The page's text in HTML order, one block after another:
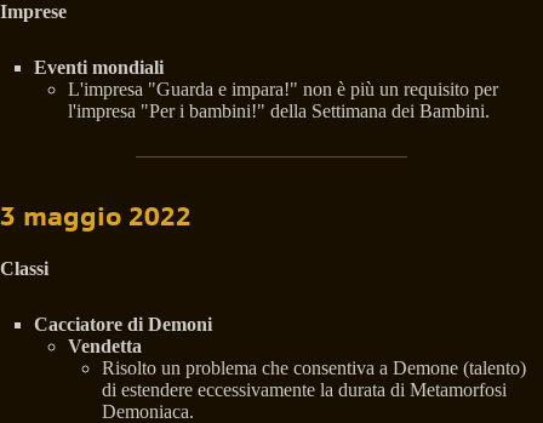
Imprese
Eventi mondiali
L'impresa "Guarda e impara!" non è più un requisito per
l'impresa "Per i bambini!" della Settimana dei Bambini.
3 maggio 2022
Classi
Cacciatore di Demoni
Vendetta
Risolto un problema che consentiva a Demone (talento)
di estendere eccessivamente la durata di Metamorfosi
Demoniaca.